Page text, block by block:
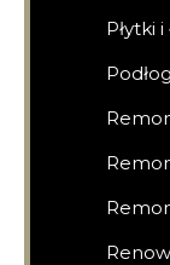
Płytki i